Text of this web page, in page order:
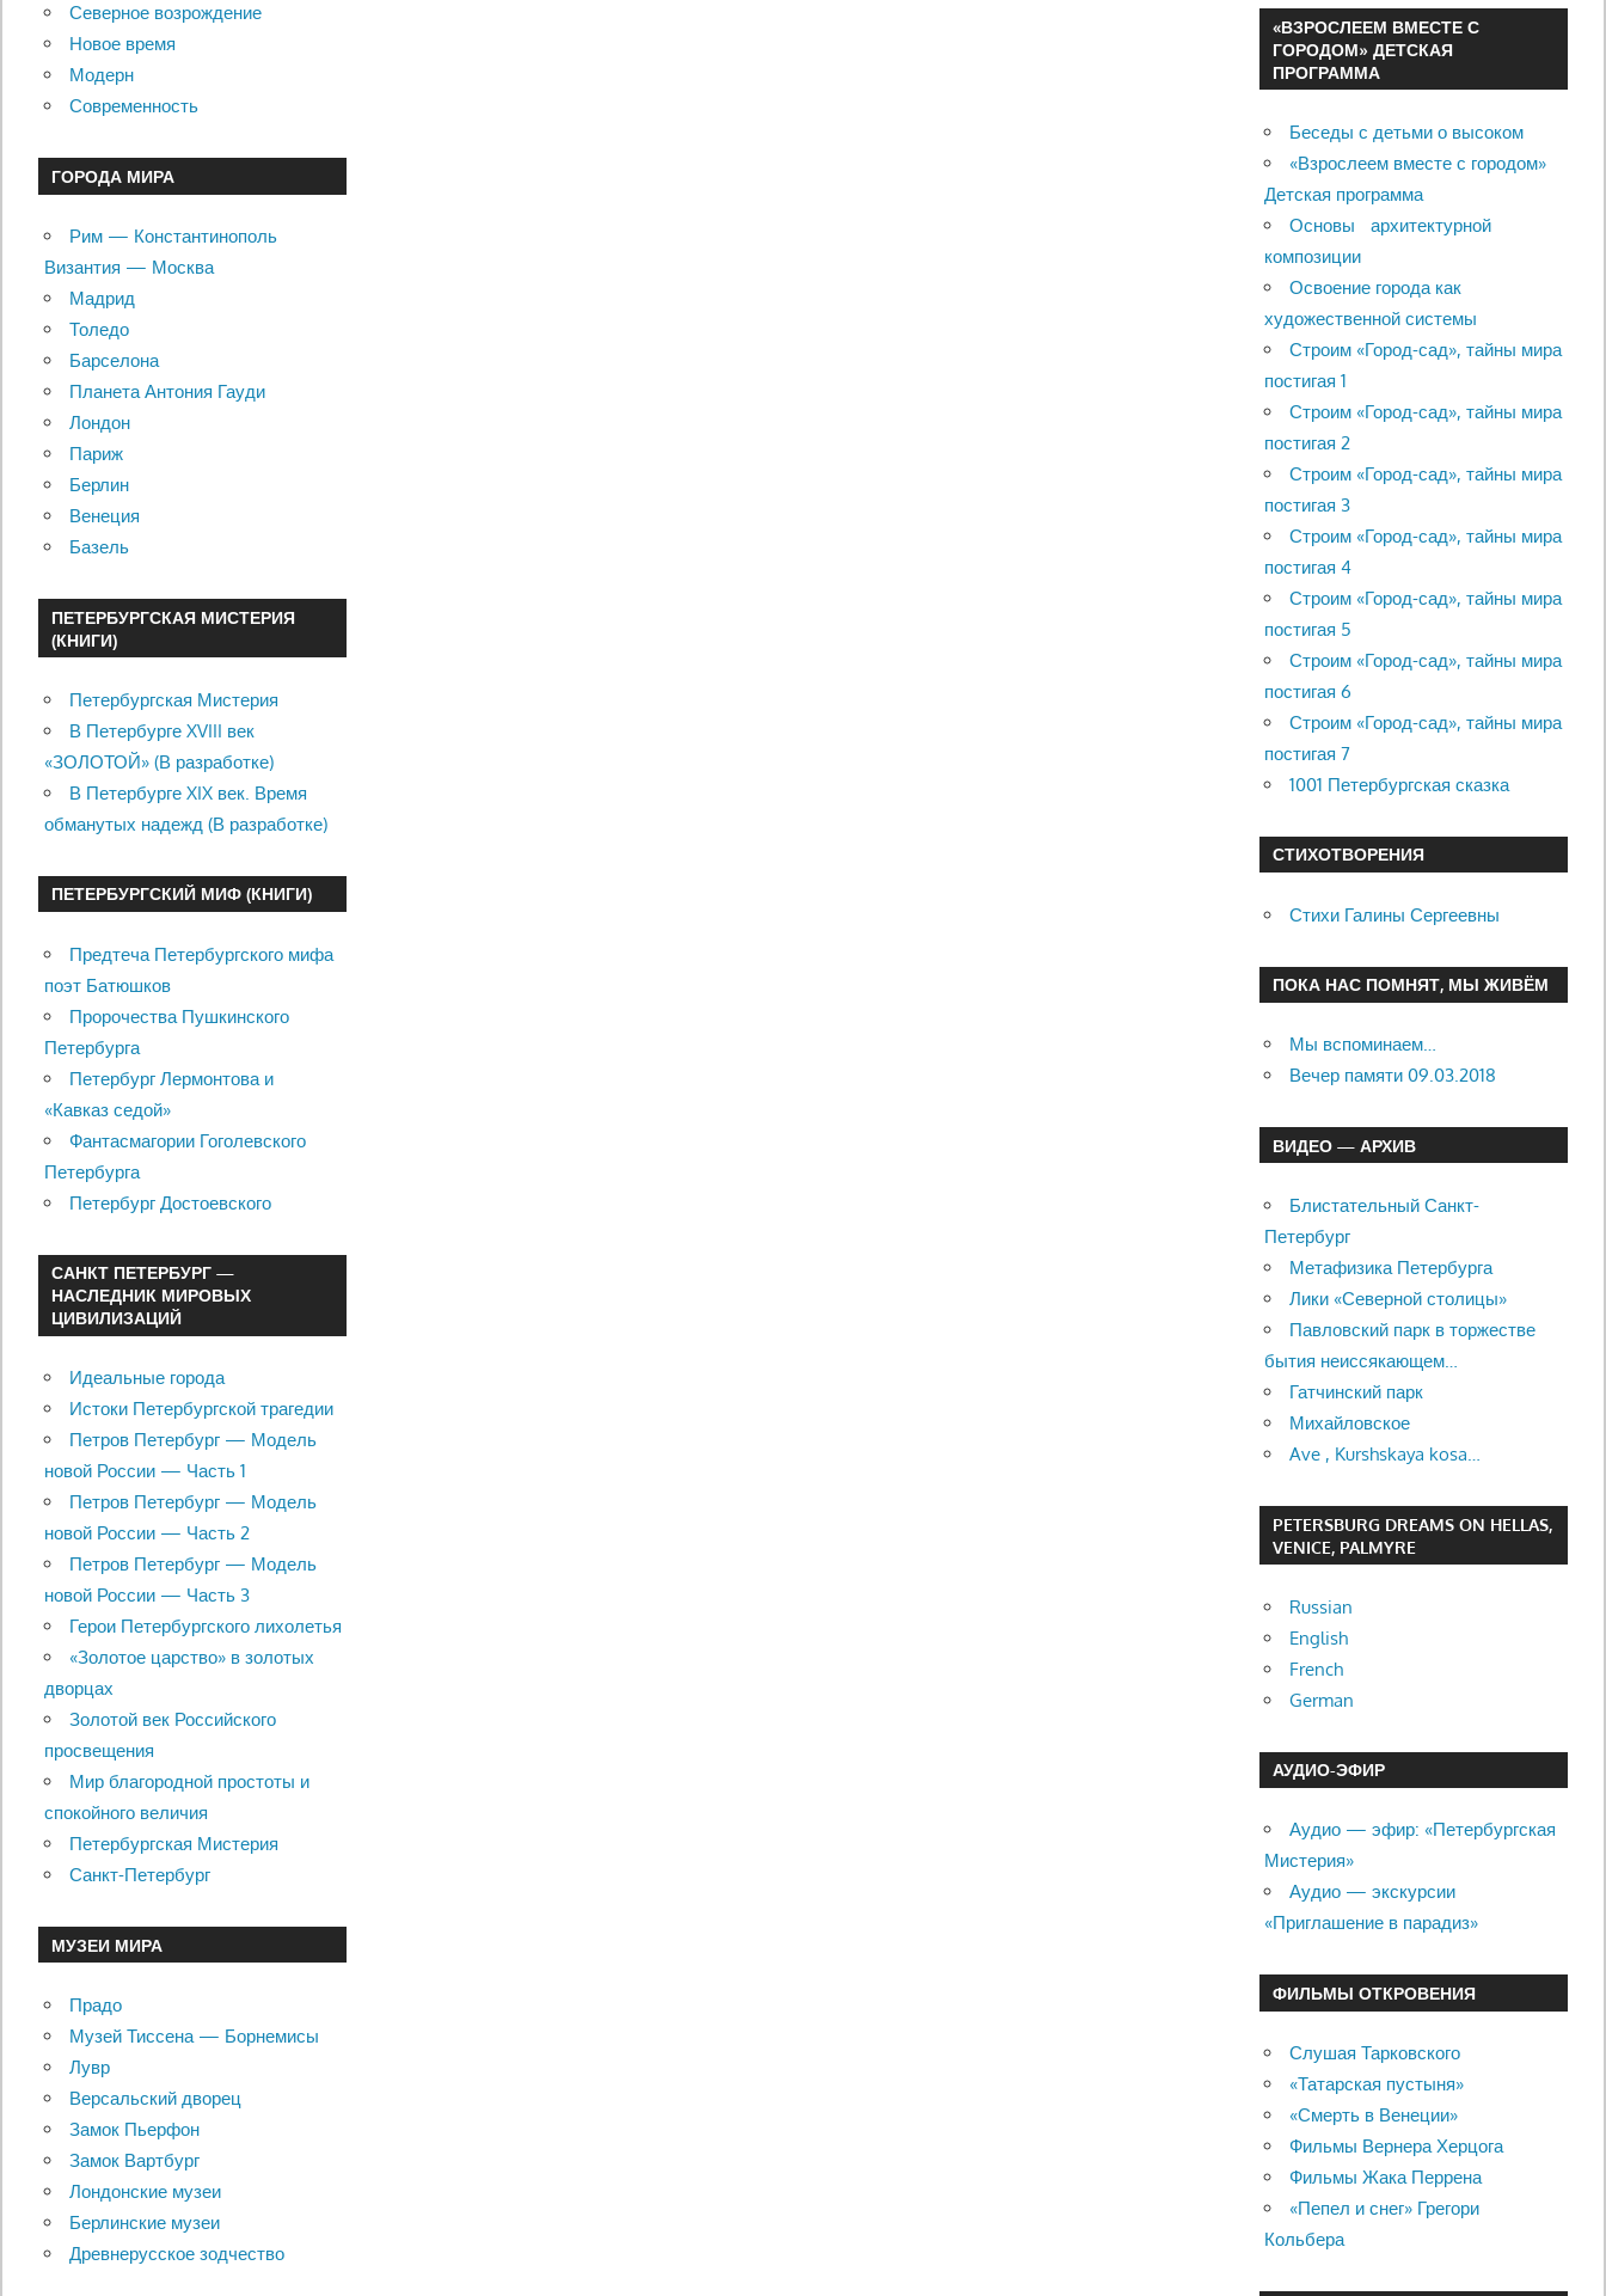
Северное возрождение
Новое время
Модерн
Современность
ГОРОДА МИРА
Рим — Константинополь
Византия — Москва
Мадрид
Толедо
Барселона
Планета Антония Гауди
Лондон
Париж
Берлин
Венеция
Базель
ПЕТЕРБУРГСКАЯ МИСТЕРИЯ
(КНИГИ)
Петербургская Мистерия
В Петербурге XVIII век
«ЗОЛОТОЙ» (В разработке)
В Петербурге XIX век. Время
обманутых надежд (В разработке)
ПЕТЕРБУРГСКИЙ МИФ (КНИГИ)
Предтеча Петербургского мифа
поэт Батюшков
Пророчества Пушкинского
Петербурга
Петербург Лермонтова и
«Кавказ седой»
Фантасмагории Гоголевского
Петербурга
Петербург Достоевского
САНКТ ПЕТЕРБУРГ —
НАСЛЕДНИК МИРОВЫХ
ЦИВИЛИЗАЦИЙ
Идеальные города
Истоки Петербургской трагедии
Петров Петербург — Модель
новой России — Часть 1
Петров Петербург — Модель
новой России — Часть 2
Петров Петербург — Модель
новой России — Часть 3
Герои Петербургского лихолетья
«Золотое царство» в золотых
дворцах
Золотой век Российского
просвещения
Мир благородной простоты и
спокойного величия
Петербургская Мистерия
Санкт-Петербург
МУЗЕИ МИРА
Прадо
Музей Тиссена — Борнемисы
Лувр
Версальский дворец
Замок Пьерфон
Замок Вартбург
Лондонские музеи
Берлинские музеи
Древнерусское зодчество
«ВЗРОСЛЕЕМ ВМЕСТЕ С
ГОРОДОМ» ДЕТСКАЯ
ПРОГРАММА
Беседы с детьми о высоком
«Взрослеем вместе с городом»
Детская программа
Основы архитектурной
композиции
Освоение города как
художественной системы
Строим «Город-сад», тайны мира
постигая 1
Строим «Город-сад», тайны мира
постигая 2
Строим «Город-сад», тайны мира
постигая 3
Строим «Город-сад», тайны мира
постигая 4
Строим «Город-сад», тайны мира
постигая 5
Строим «Город-сад», тайны мира
постигая 6
Строим «Город-сад», тайны мира
постигая 7
1001 Петербургская сказка
СТИХОТВОРЕНИЯ
Стихи Галины Сергеевны
ПОКА НАС ПОМНЯТ, МЫ ЖИВЁМ
Мы вспоминаем…
Вечер памяти 09.03.2018
ВИДЕО — АРХИВ
Блистательный Санкт-
Петербург
Метафизика Петербурга
Лики «Северной столицы»
Павловский парк в торжестве
бытия неиссякающем…
Гатчинский парк
Михайловское
Ave , Kurshskaya kosa…
PETERSBURG DREAMS ON HELLAS,
VENICE, PALMYRE
Russian
English
French
German
АУДИО-ЭФИР
Аудио — эфир: «Петербургская
Мистерия»
Аудио — экскурсии
«Приглашение в парадиз»
ФИЛЬМЫ ОТКРОВЕНИЯ
Слушая Тарковского
«Татарская пустыня»
«Смерть в Венеции»
Фильмы Вернера Херцога
Фильмы Жака Перрена
«Пепел и снег» Грегори
Кольбера